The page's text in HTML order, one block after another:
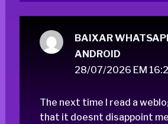
BAIXAR
ANDROID
28/07/2026 EM
The next time I read a
that it doesnt disappoint